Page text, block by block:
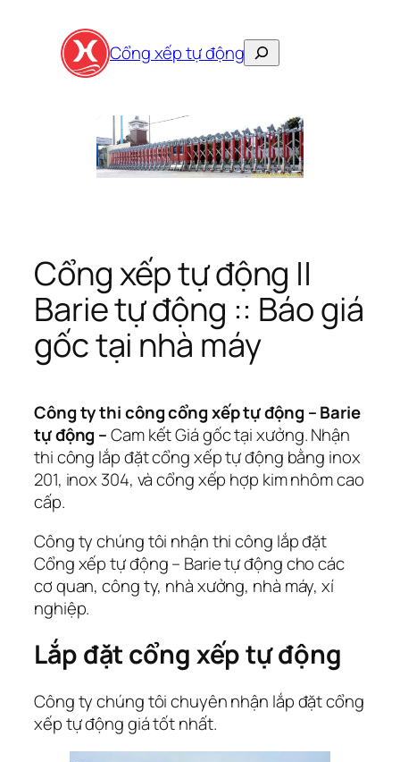
content
Cổng xếp tự độngSearch
Cổng xếp tự động ||
Barie tự động :: Báo giá
gốc tại nhà máy
Công ty thi công cổng xếp tự động – Barie
tự động –Cam kết Giá gốc tại xưởng. Nhận
thi công lắp đặt cổng xếp tự động bằng inox
201, inox 304, và cổng xếp hợp kim nhôm cao
cấp.
Công ty chúng tôi nhận thi công lắp đặt
Cổng xếp tự động – Barie tự động cho các
cơ quan, công ty, nhà xưởng, nhà máy, xí
nghiệp.
Lắp đặt cổng xếp tự động
Công ty chúng tôi chuyên nhận lắp đặt cổng
xếp tự động giá tốt nhất.